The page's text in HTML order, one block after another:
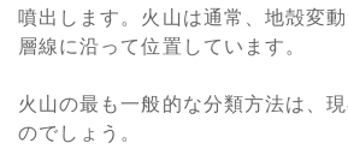
噴出します。火山は通常、地殻変
層線に沿って位置しています。
火山の最も一般的な分類方法は、
のでしょう。